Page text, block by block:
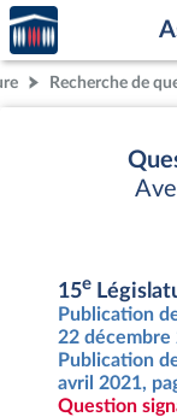
Aller au contenu
Aller en bas de la
Accèder
à la
page
d'accueilRecherche de
15e
Publication
22 décembre
Publication
avril 2021,
Question